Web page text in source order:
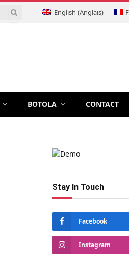
English (Anglais)
BOTOLA CONTACT
Stay In Touch
Facebook
Instagram